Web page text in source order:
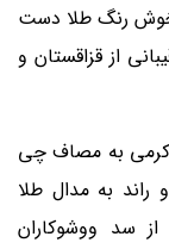
خوش رنگ طلا دست
از قزاقستان و
، رضا کرمی به مصاف چی
راند به مدال طلا
سد ووشوکاران